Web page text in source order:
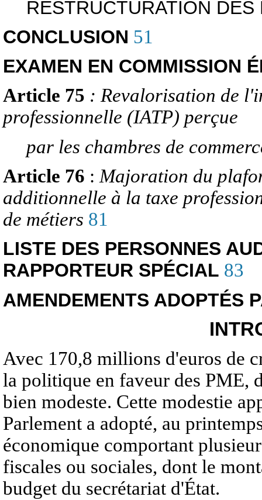
RESTRUCTURATION
CONCLUSION 51
EXAMEN EN COMMISSION
Article 75 : Revalorisation de
professionnelle (IATP) perçue
par les chambres de
Article 76 : Majoration du
additionnelle à la taxe
de métiers 81
LISTE DES PERSONNES
RAPPORTEUR SPÉCIAL 83
AMENDEMENTS ADOPTÉS
Avec 170,8 millions d'euros de
la politique en faveur des PME,
bien modeste. Cette modestie
Parlement a adopté, au
économique comportant
fiscales ou sociales, dont le
budget du secrétariat d'État.